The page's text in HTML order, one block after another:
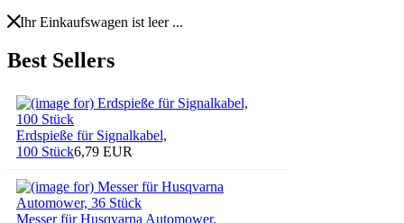
Ihr Einkaufswagen ist leer ...
Best Sellers
Erdspieße für Signalkabel,
100 Stück6,79 EUR
Messer für Husqvarna Automower,